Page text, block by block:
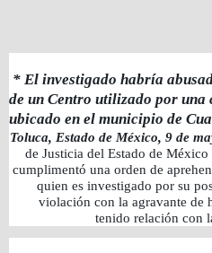
* El investigado habría
de un Centro utilizado por
ubicado en el municipio de
Toluca, Estado de México, 9 de
de Justicia del Estado de
cumplimentó una orden de
quien es investigado por su
violación con la agravante de
tenido relación con